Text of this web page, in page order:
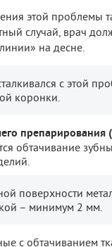
этой проблемы
случай, врач
на десне.
с этой
коронки.
препарирования
обтачивание
поверхности
– минимум 2 мм.
с обтачиванием